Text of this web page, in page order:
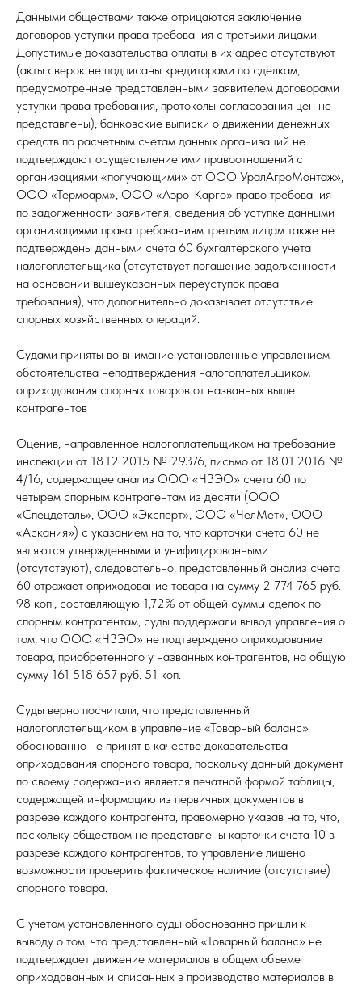
Данными обществами также отрицаются заключение
договоров уступки права требования с третьими лицами.
Допустимые доказательства оплаты в их адрес отсутствуют
(акты сверок не подписаны кредиторами по сделкам,
предусмотренные представленными заявителем договорами
уступки права требования, протоколы согласования цен не
представлены), банковские выписки о движении денежных
средств по расчетным счетам данных организаций не
подтверждают осуществление ими правоотношений с
организациями «получающими» от ООО УралАгроМонтаж»,
ООО «Термоарм», ООО «Аэро-Карго» право требования
по задолженности заявителя, сведения об уступке данными
организациями права требованиям третьим лицам также не
подтверждены данными счета 60 бухгалтерского учета
налогоплательщика (отсутствует погашение задолженности
на основании вышеуказанных переуступок права
требования), что дополнительно доказывает отсутствие
спорных хозяйственных операций.
Судами приняты во внимание установленные управлением
обстоятельства неподтверждения налогоплательщиком
оприходования спорных товаров от названных выше
контрагентов
Оценив, направленное налогоплательщиком на требование
инспекции от 18.12.2015 № 29376, письмо от 18.01.2016 №
4/16, содержащее анализ ООО «ЧЗЭО» счета 60 по
четырем спорным контрагентам из десяти (ООО
«Спецдеталь», ООО «Эксперт», ООО «ЧелМет», ООО
«Аскания») с указанием на то, что карточки счета 60 не
являются утвержденными и унифицированными
(отсутствуют), следовательно, представленный анализ счета
60 отражает оприходование товара на сумму 2 774 765 руб.
98 коп., составляющую 1,72% от общей суммы сделок по
спорным контрагентам, суды поддержали вывод управления о
том, что ООО «ЧЗЭО» не подтверждено оприходование
товара, приобретенного у названных контрагентов, на общую
сумму 161 518 657 руб. 51 коп.
Суды верно посчитали, что представленный
налогоплательщиком в управление «Товарный баланс»
обоснованно не принят в качестве доказательства
оприходования спорного товара, поскольку данный документ
по своему содержанию является печатной формой таблицы,
содержащей информацию из первичных документов в
разрезе каждого контрагента, правомерно указав на то, что,
поскольку обществом не представлены карточки счета 10 в
разрезе каждого контрагентов, то управление лишено
возможности проверить фактическое наличие (отсутствие)
спорного товара.
С учетом установленного суды обоснованно пришли к
выводу о том, что представленный «Товарный баланс» не
подтверждает движение материалов в общем объеме
оприходованных и списанных в производство материалов в